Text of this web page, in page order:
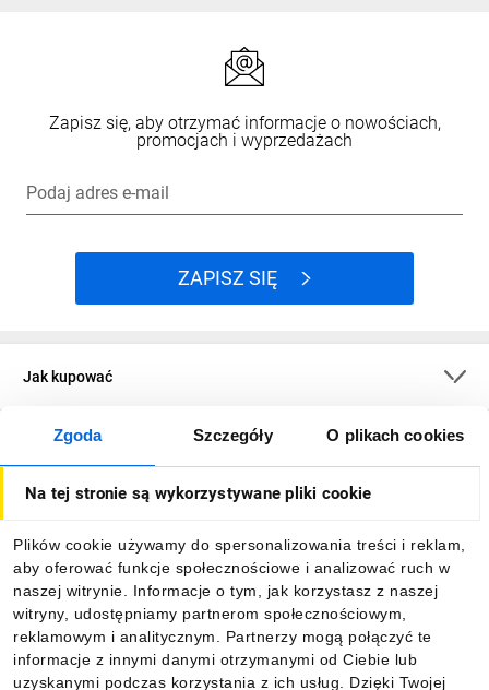
Zgoda Szczegóły O plikach cookies
Na tej stronie są wykorzystywane pliki cookie
Plików cookie używamy do spersonalizowania treści i reklam,
aby oferować funkcje społecznościowe i analizować ruch w
naszej witrynie. Informacje o tym, jak korzystasz z naszej
witryny, udostępniamy partnerom społecznościowym,
reklamowym i analitycznym. Partnerzy mogą połączyć te
informacje z innymi danymi otrzymanymi od Ciebie lub
uzyskanymi podczas korzystania z ich usług. Dzięki Twojej
Zapisz się, aby otrzymać informacje o nowościach,
promocjach i wyprzedażach
Podaj adres e-mail
ZAPISZ SIĘ
Jak kupować
O firmie
Informacje
Pobierz naszą aplikację mobilną: